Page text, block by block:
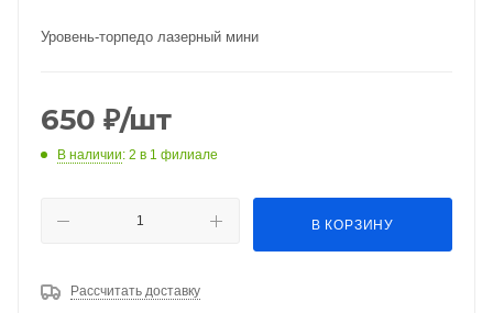
Уровень-торпедо лазерный мини
650 ₽/шт
В наличии: 2 в 1 филиале
В КОРЗИНУ
Рассчитать доставку